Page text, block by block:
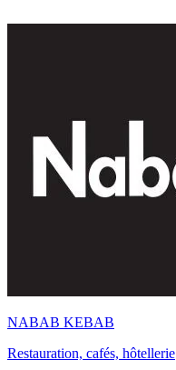
NABAB KEBAB
Restauration, cafés, hôtellerie